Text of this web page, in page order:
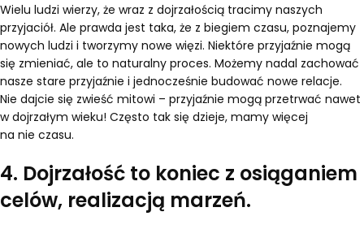
Wielu ludzi wierzy, że wraz z dojrzałością tracimy naszych
przyjaciół. Ale prawda jest taka, że z biegiem czasu, poznajemy
nowych ludzi i tworzymy nowe więzi. Niektóre przyjaźnie mogą
się zmieniać, ale to naturalny proces. Możemy nadal zachować
nasze stare przyjaźnie i jednocześnie budować nowe relacje.
Nie dajcie się zwieść mitowi – przyjaźnie mogą przetrwać nawet
w dojrzałym wieku! Często tak się dzieje, mamy więcej
na nie czasu.
4. Dojrzałość to koniec z osiąganiem
celów, realizacją marzeń.